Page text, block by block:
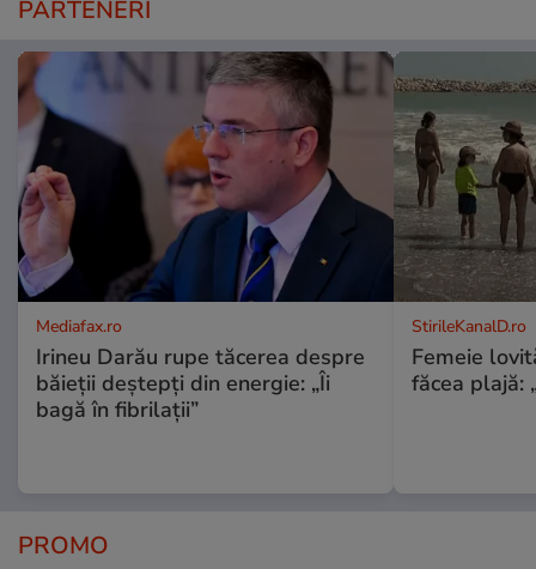
PARTENERI
Mediafax.ro
Irineu Darău rupe tăcerea despre
băieții deștepți din energie: „Îi
bagă în fibrilații”
StirileKanalD.ro
Femeie
făcea plajă:
PROMO